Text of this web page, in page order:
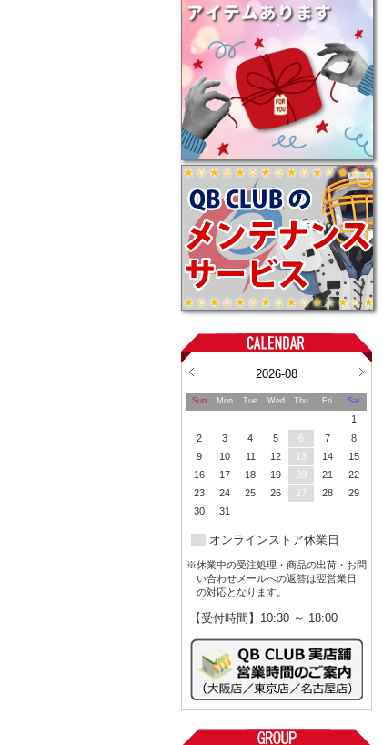
2026-08
Sun Mon Tue Wed Thu Fri Sat
1
2
3 4 5 6 7
8
9
10 11 12 13 14
15
16
17 18 19 20 21
22
23
24 25 26 27 28
29
30
31
オンラインストア休業日
※休業中の受注処理・商品の出荷・お問
い合わせメールへの返答は翌営業日
の対応となります。
【受付時間】10:30 ～ 18:00